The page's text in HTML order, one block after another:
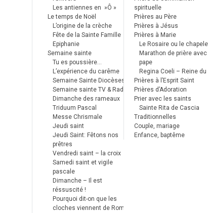
Les antiennes en »Ô »
Le temps de Noël
L’origine de la crèche
Fête de la Sainte Famille
Epiphanie
Semaine sainte
Tu es poussière…
L’expérience du carême
Semaine Sainte Diocèses
Semaine sainte TV & Radio
Dimanche des rameaux
Triduum Pascal
Messe Chrismale
Jeudi saint
Jeudi Saint: Fêtons nos
prêtres
Vendredi saint – la croix
Samedi saint et vigile
pascale
Dimanche – Il est
réssuscité !
Pourquoi dit-on que les
cloches viennent de Rome ?
spirituelle
Prières au Père
Prières à Jésus
Prières à Marie
Le Rosaire ou le
Marathon de prière
pape
Regina Coeli – Reine du
Prières à l’Esprit Saint
Prières d’Adoration
Prier avec les saints
Sainte Rita de Cascia
Traditionnelles
Couple, mariage
Enfance, baptême